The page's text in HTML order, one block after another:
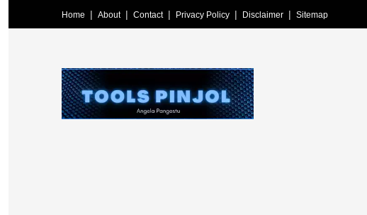
Home About Contact Privacy Policy Disclaimer Sitemap
informasi terpercaya, edukasi literasi keuangan, pinjaman online